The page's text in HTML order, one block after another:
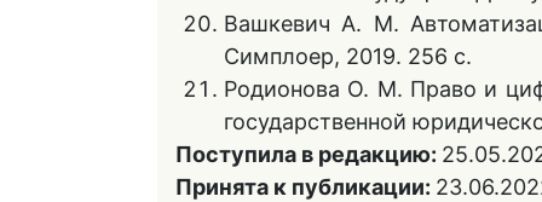
Вашкевич А. М.
Симплоер, 2019. 256 с.
Родионова О. М. Право и
государственной
Поступила в редакцию:
Принята к публикации: